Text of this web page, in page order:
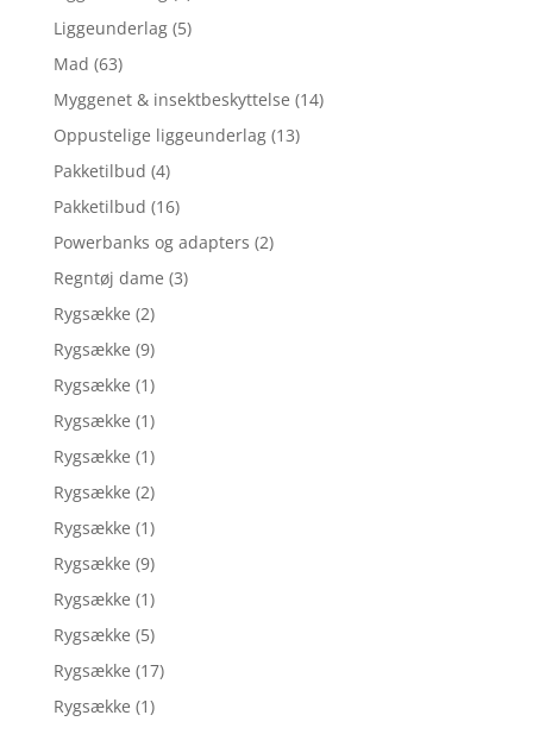
Liggeunderlag (5)
Mad (63)
Myggenet & insektbeskyttelse (14)
Oppustelige liggeunderlag (13)
Pakketilbud (4)
Pakketilbud (16)
Powerbanks og adapters (2)
Regntøj dame (3)
Rygsække (2)
Rygsække (9)
Rygsække (1)
Rygsække (1)
Rygsække (1)
Rygsække (2)
Rygsække (1)
Rygsække (9)
Rygsække (1)
Rygsække (5)
Rygsække (17)
Rygsække (1)